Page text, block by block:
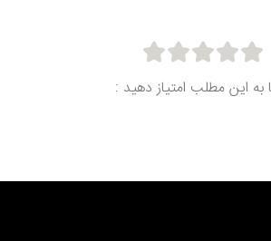
به این مطلب امتیاز دهید :